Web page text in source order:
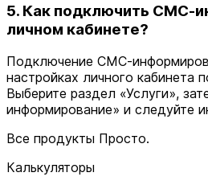
5. Как подключить СМС-
личном кабинете?
Подключение СМС-
настройках личного кабинета
Выберите раздел «Услуги»,
информирование» и следуйте
Все продукты Просто.
Калькуляторы